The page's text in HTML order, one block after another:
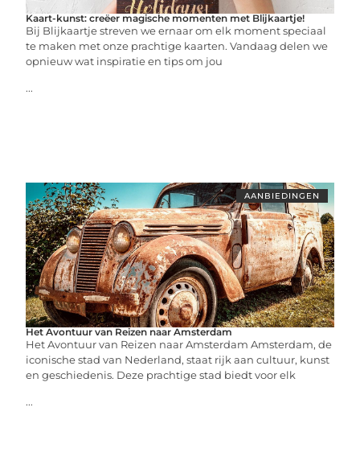
Kaart-kunst: creëer magische momenten met Blijkaartje!
Bij Blijkaartje streven we ernaar om elk moment speciaal
te maken met onze prachtige kaarten. Vandaag delen we
opnieuw wat inspiratie en tips om jou
...
AANBIEDINGEN
Het Avontuur van Reizen naar Amsterdam
Het Avontuur van Reizen naar Amsterdam Amsterdam, de
iconische stad van Nederland, staat rijk aan cultuur, kunst
en geschiedenis. Deze prachtige stad biedt voor elk
...